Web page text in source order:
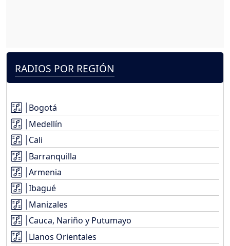
RADIOS POR REGIÓN
Bogotá
Medellín
Cali
Barranquilla
Armenia
Ibagué
Manizales
Cauca, Nariño y Putumayo
Llanos Orientales